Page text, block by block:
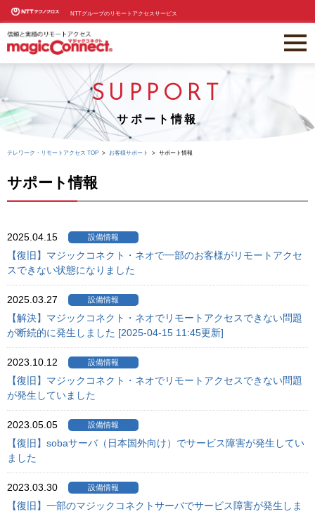
NTTグループのリモートアクセスサービス
SUPPORT
サポート情報
テレワーク・リモートアクセス TOP お客様サポート サポート情報
サポート情報
2025.04.15 設備情報
【復旧】マジックコネクト・ネオで一部のお客様がリモートアクセ
スできない状態になりました
2025.03.27 設備情報
【解決】マジックコネクト・ネオでリモートアクセスできない問題
が断続的に発生しました [2025-04-15 11:45更新]
2023.10.12 設備情報
【復旧】マジックコネクト・ネオでリモートアクセスできない問題
が発生していました
2023.05.05 設備情報
【復旧】sobaサーバ（日本国外向け）でサービス障害が発生してい
ました
2023.03.30 設備情報
【復旧】一部のマジックコネクトサーバでサービス障害が発生しま